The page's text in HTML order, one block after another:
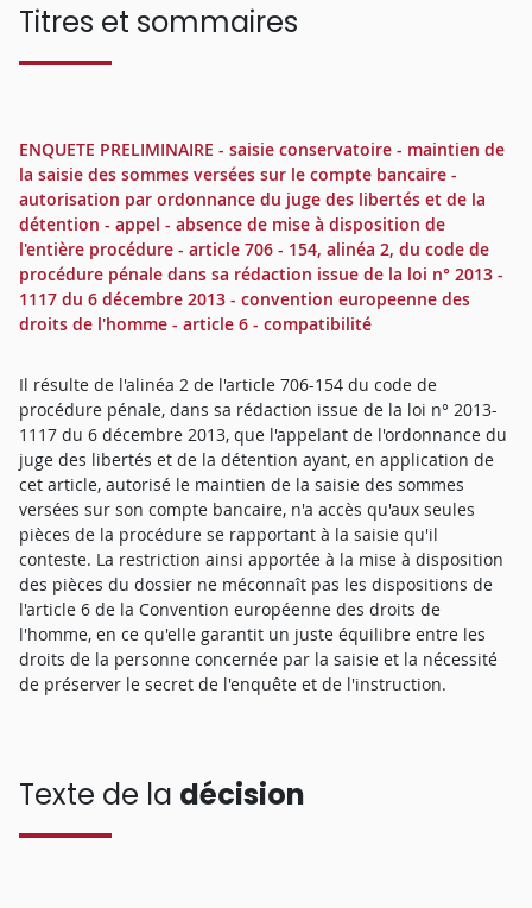
Titres et sommaires
ENQUETE PRELIMINAIRE - saisie conservatoire - maintien de
la saisie des sommes versées sur le compte bancaire -
autorisation par ordonnance du juge des libertés et de la
détention - appel - absence de mise à disposition de
l'entière procédure - article 706 - 154, alinéa 2, du code de
procédure pénale dans sa rédaction issue de la loi n° 2013 -
1117 du 6 décembre 2013 - convention europeenne des
droits de l'homme - article 6 - compatibilité
Il résulte de l'alinéa 2 de l'article 706-154 du code de
procédure pénale, dans sa rédaction issue de la loi n° 2013-
1117 du 6 décembre 2013, que l'appelant de l'ordonnance du
juge des libertés et de la détention ayant, en application de
cet article, autorisé le maintien de la saisie des sommes
versées sur son compte bancaire, n'a accès qu'aux seules
pièces de la procédure se rapportant à la saisie qu'il
conteste. La restriction ainsi apportée à la mise à disposition
des pièces du dossier ne méconnaît pas les dispositions de
l'article 6 de la Convention européenne des droits de
l'homme, en ce qu'elle garantit un juste équilibre entre les
droits de la personne concernée par la saisie et la nécessité
de préserver le secret de l'enquête et de l'instruction.
Texte de la décision